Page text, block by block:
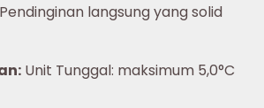
langsung yang solid
Unit Tunggal: maksimum 5,0°C